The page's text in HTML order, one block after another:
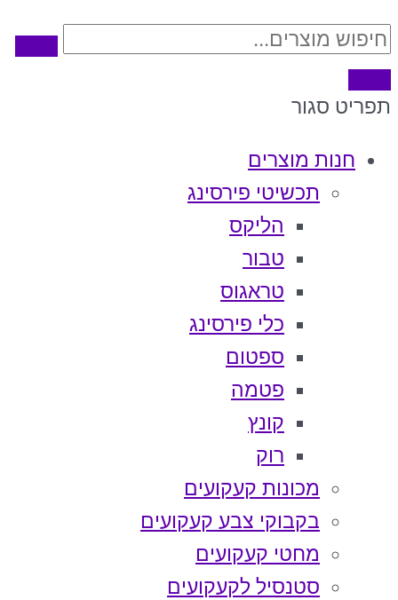
תפריט סגור
חנות מוצרים
תכשיטי פירסינג
הליקס
טבור
טראגוס
כלי פירסינג
ספטום
פטמה
קונץ
רוק
מכונות קעקועים
בקבוקי צבע קעקועים
מחטי קעקועים
סטנסיל לקעקועים